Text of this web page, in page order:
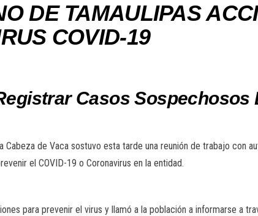
DE TAMAULIPAS
COVID-19
Casos Sospechosos
Cabeza de Vaca sostuvo esta tarde una reunión de trabajo con
el COVID-19 o Coronavirus en la entidad.
para prevenir el virus y llamó a la población a informarse a